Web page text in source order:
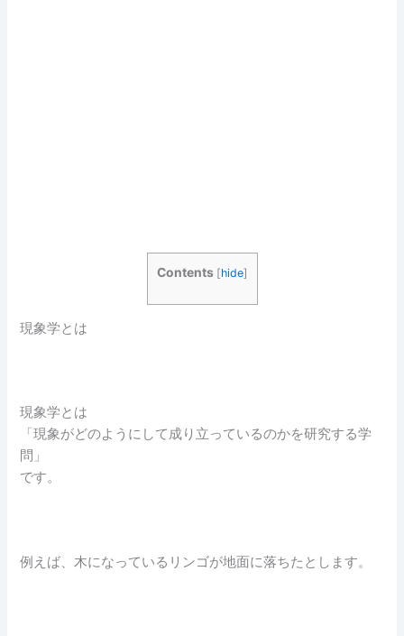
Contents [hide]
現象学とは
現象学とは
「現象がどのようにして成り立っているのかを研究する学
問」
です。
例えば、木になっているリンゴが地面に落ちたとします。